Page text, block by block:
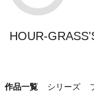
HOUR-
作品一覧 シリーズ